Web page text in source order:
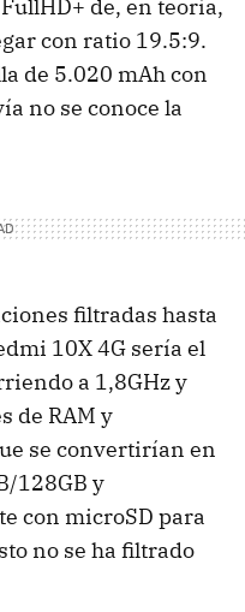
de, en teoría,
con ratio 19.5:9.
de 5.020 mAh con
no se conoce la
filtradas hasta
10X 4G sería el
a 1,8GHz y
de RAM y
se convertirían en
128GB y
con microSD para
no se ha filtrado